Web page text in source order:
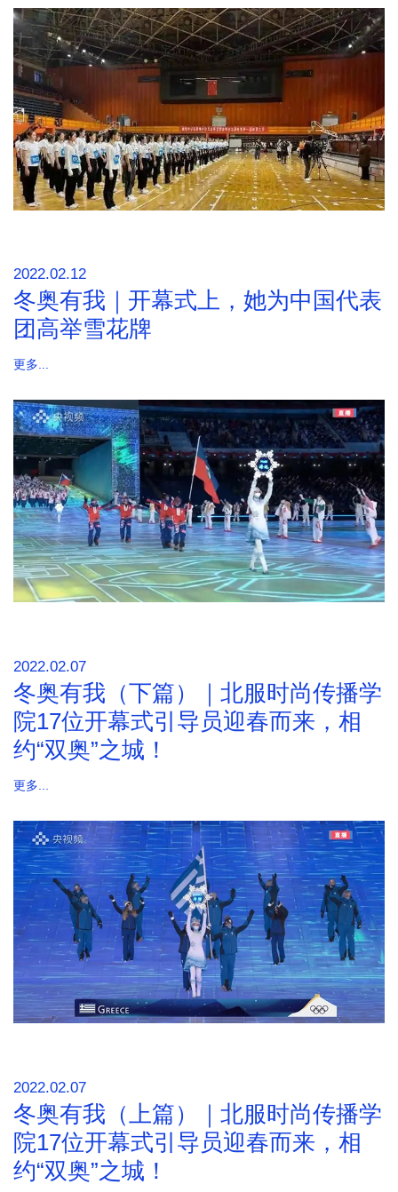
2022.02.12
冬奥有我｜开幕式上，她为中国代表
团高举雪花牌
更多...
2022.02.07
冬奥有我（下篇）｜北服时尚传播学
院17位开幕式引导员迎春而来，相
约“双奥”之城！
更多...
2022.02.07
冬奥有我（上篇）｜北服时尚传播学
院17位开幕式引导员迎春而来，相
约“双奥”之城！